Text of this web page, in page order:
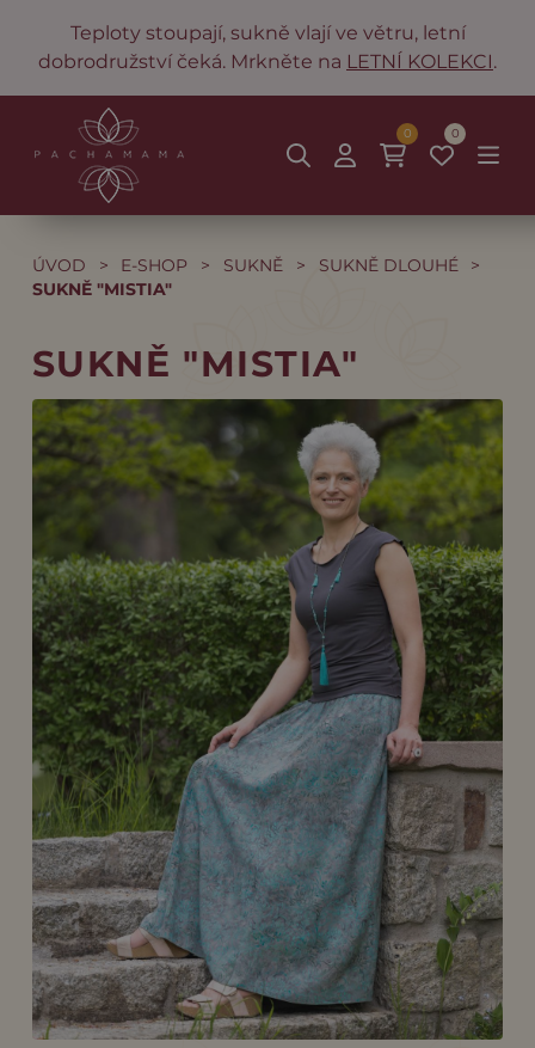
Teploty stoupají, sukně vlají ve větru, letní
dobrodružství čeká. Mrkněte na LETNÍ KOLEKCI.
0
0
ÚVOD > E-SHOP > SUKNĚ > SUKNĚ DLOUHÉ
>
SUKNĚ "MISTIA"
SUKNĚ "MISTIA"